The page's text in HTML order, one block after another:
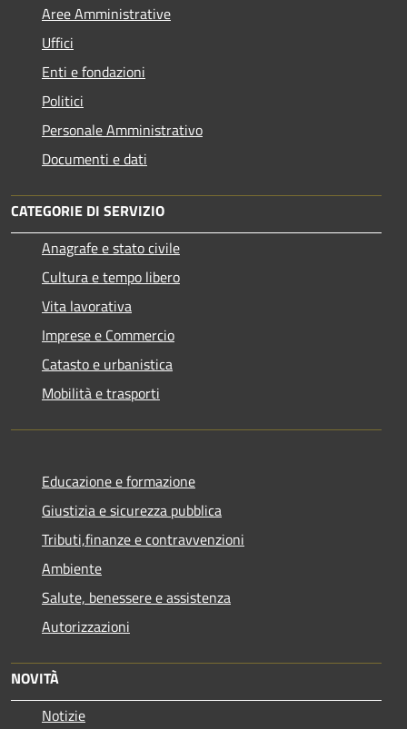
Aree Amministrative
Uffici
Enti e fondazioni
Politici
Personale Amministrativo
Documenti e dati
CATEGORIE DI SERVIZIO
Anagrafe e stato civile
Cultura e tempo libero
Vita lavorativa
Imprese e Commercio
Catasto e urbanistica
Mobilità e trasporti
Educazione e formazione
Giustizia e sicurezza pubblica
Tributi,finanze e contravvenzioni
Ambiente
Salute, benessere e assistenza
Autorizzazioni
NOVITÀ
Notizie